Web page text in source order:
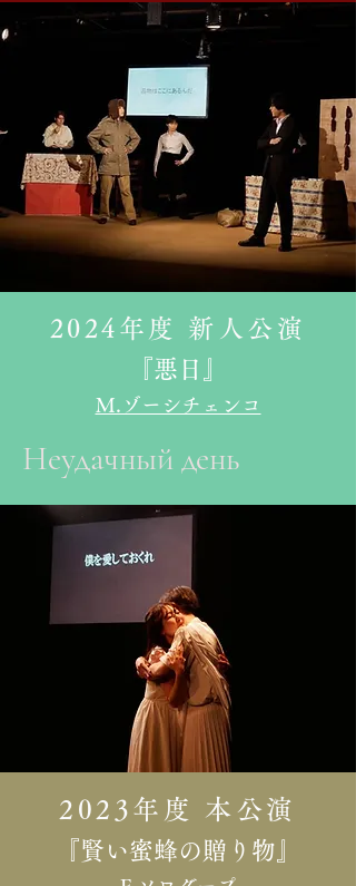
2024年度 新人公演
『悪日』​
M.ゾーシチェンコ
Неудачный день
2023年度 本公演
『賢い蜜蜂の贈り物』​